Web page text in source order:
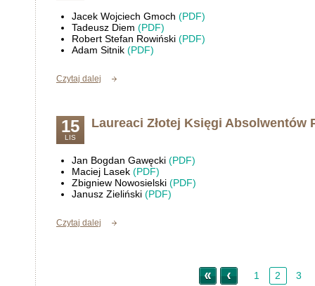
Jacek Wojciech Gmoch (PDF)
Tadeusz Diem (PDF)
Robert Stefan Rowiński (PDF)
Adam Sitnik (PDF)
Czytaj dalej
15
LIS
Laureaci Złotej Księgi Absolwentów
Jan Bogdan Gawęcki (PDF)
Maciej Lasek (PDF)
Zbigniew Nowosielski (PDF)
Janusz Zieliński (PDF)
Czytaj dalej
« Początek
< Nowsze
1 2 3